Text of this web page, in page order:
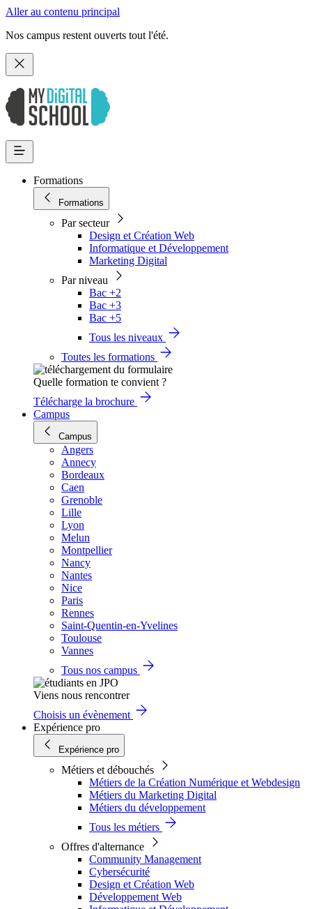
Aller au contenu principal
Nos campus restent ouverts tout l'été.
Formations
Formations
Par secteur
Design et Création Web
Informatique et Développement
Marketing Digital
Par niveau
Bac +2
Bac +3
Bac +5
Tous les niveaux
Toutes les formations
Quelle formation te convient ?
Télécharge la brochure
Campus
Campus
Angers
Annecy
Bordeaux
Caen
Grenoble
Lille
Lyon
Melun
Montpellier
Nancy
Nantes
Nice
Paris
Rennes
Saint-Quentin-en-Yvelines
Toulouse
Vannes
Tous nos campus
Viens nous rencontrer
Choisis un évènement
Expérience pro
Expérience pro
Métiers et débouchés
Métiers de la Création Numérique et Webdesign
Métiers du Marketing Digital
Métiers du développement
Tous les métiers
Offres d'alternance
Community Management
Cybersécurité
Design et Création Web
Développement Web